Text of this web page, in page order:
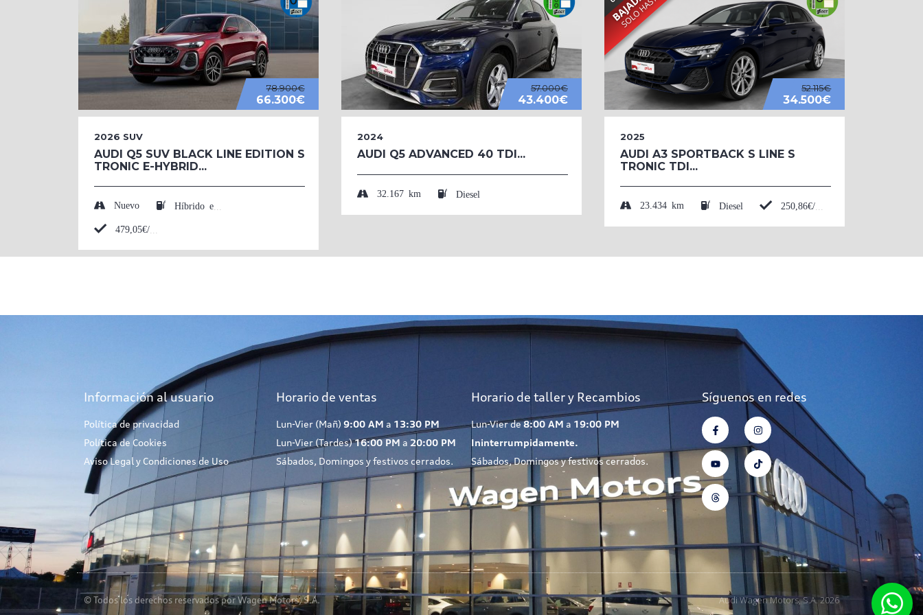
78.900€
66.300€
2026 SUV
AUDI Q5 SUV BLACK LINE EDITION S
TRONIC E-HYBRID...
Nuevo
57.000€
43.400€
2024
AUDI Q5 ADVANCED 40 TDI...
32.167 km Diesel
52.115€
34.500€
2025
AUDI A3 SPORTBACK S LINE S
TRONIC TDI...
23.434 km Diesel
Información al usuario
Política de privacidad
Política de Cookies
Aviso Legal y Condiciones de Uso
Horario de ventas
Lun-Vier (Mañ) 9:00 AM a 13:30 PM
Lun-Vier (Tardes)16:00 PM a 20:00 PM
Sábados, Domingos y festivos cerrados.
Horario de taller y Recambios
Lun-Vier de8:00 AM a 19:00 PM
Ininterrumpidamente.
Sábados, Domingos y festivos cerrados.
Síguenos en redes
© Todos los derechos reservados por Wagen Motors, S.A. Audi Wagen Motors, S.A. 2026